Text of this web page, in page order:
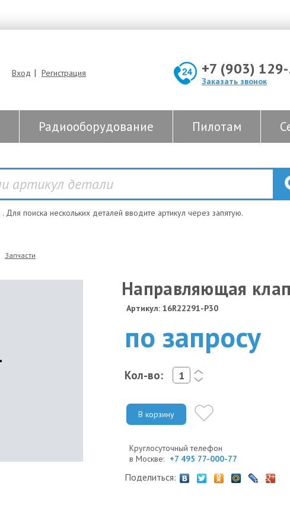
Вход | Регистрация +7 (903)
Заказать звонок
Радиооборудование Пилотам
. Для поиска нескольких деталей вводите артикул через запятую.
Запчасти
Направляющая
Артикул: 16R22291-P30
по запросу
Кол-во:
<
>
В корзину
Круглосуточный телефон
в Москве: +7 495 77-000-77
Поделиться: